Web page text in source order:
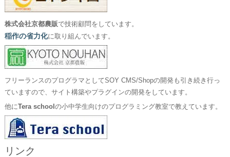
株式会社京都農販で技術顧問をしています。
稲作の省力化に取り組んでいます。
フリーランスのプログラマとしてSOY CMS/Shopの開発も引き続き行っ
ていますので、サイト構築やプラグインの開発をしています。
他にTera school の小中学生向けのプログラミング教室で教えています。
リンク